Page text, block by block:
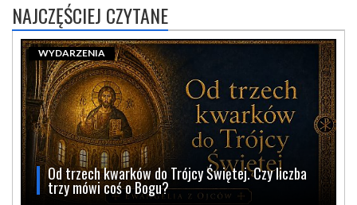
NAJCZĘŚCIEJ CZYTANE
Od trzech kwarków do Trójcy Świętej. Czy liczba
trzy mówi coś o Bogu?
WYDARZENIA